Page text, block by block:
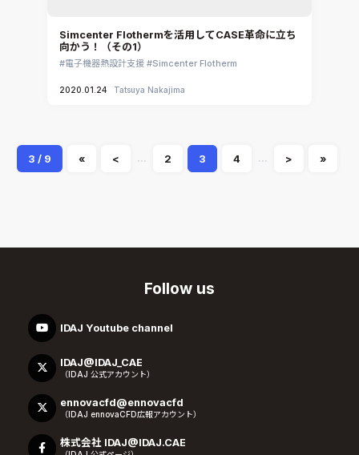
Simcenter Flothermを活用してCASE革命に立ち
向かう！（その1）
電子機器熱設計支援 Simcenter Flotherm
2020.01.24 Tatsuya Nakajima
3 / 9 « < ... 2 3 4 ... > »
Follow us
IDAJ Youtube channel
IDAJ@IDAJ_CAE
（IDAJ 公式アカウント）
ennovacfd@ennovacfd
（IDAJ ennovaCFD広報アカウント）
株式会社 IDAJ@IDAJ.CAE